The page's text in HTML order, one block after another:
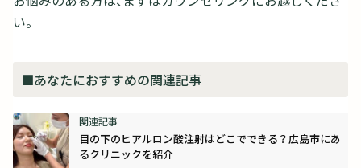
い。
■あなたにおすすめの関連記事
目の下のヒアルロン酸注射はどこでできる？広島市にあ
るクリニックを紹介